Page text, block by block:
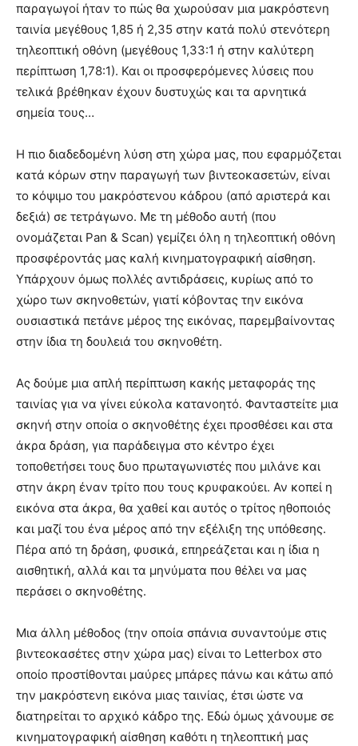
παραγωγοί ήταν το πώς θα χωρούσαν μια μακρόστενη
ταινία μεγέθους 1,85 ή 2,35 στην κατά πολύ στενότερη
τηλεοπτική οθόνη (μεγέθους 1,33:1 ή στην καλύτερη
περίπτωση 1,78:1). Και οι προσφερόμενες λύσεις που
τελικά βρέθηκαν έχουν δυστυχώς και τα αρνητικά
σημεία τους…
Η πιο διαδεδομένη λύση στη χώρα μας, που εφαρμόζεται
κατά κόρων στην παραγωγή των βιντεοκασετών, είναι
το κόψιμο του μακρόστενου κάδρου (από αριστερά και
δεξιά) σε τετράγωνο. Με τη μέθοδο αυτή (που
ονομάζεται Pan & Scan) γεμίζει όλη η τηλεοπτική οθόνη
προσφέροντάς μας καλή κινηματογραφική αίσθηση.
Υπάρχουν όμως πολλές αντιδράσεις, κυρίως από το
χώρο των σκηνοθετών, γιατί κόβοντας την εικόνα
ουσιαστικά πετάνε μέρος της εικόνας, παρεμβαίνοντας
στην ίδια τη δουλειά του σκηνοθέτη.
Ας δούμε μια απλή περίπτωση κακής μεταφοράς της
ταινίας για να γίνει εύκολα κατανοητό. Φανταστείτε μια
σκηνή στην οποία ο σκηνοθέτης έχει προσθέσει και στα
άκρα δράση, για παράδειγμα στο κέντρο έχει
τοποθετήσει τους δυο πρωταγωνιστές που μιλάνε και
στην άκρη έναν τρίτο που τους κρυφακούει. Αν κοπεί η
εικόνα στα άκρα, θα χαθεί και αυτός ο τρίτος ηθοποιός
και μαζί του ένα μέρος από την εξέλιξη της υπόθεσης.
Πέρα από τη δράση, φυσικά, επηρεάζεται και η ίδια η
αισθητική, αλλά και τα μηνύματα που θέλει να μας
περάσει ο σκηνοθέτης.
Μια άλλη μέθοδος (την οποία σπάνια συναντούμε στις
βιντεοκασέτες στην χώρα μας) είναι το Letterbox στο
οποίο προστίθονται μαύρες μπάρες πάνω και κάτω από
την μακρόστενη εικόνα μιας ταινίας, έτσι ώστε να
διατηρείται το αρχικό κάδρο της. Εδώ όμως χάνουμε σε
κινηματογραφική αίσθηση καθότι η τηλεοπτική μας